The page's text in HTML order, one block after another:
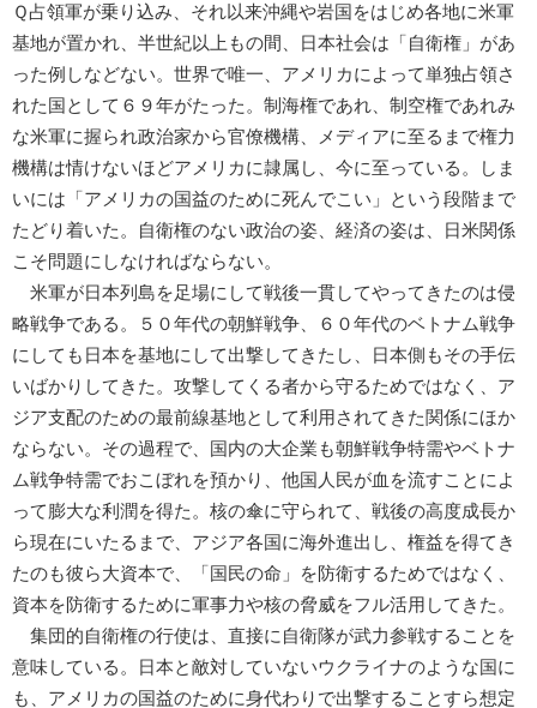
Ｑ占領軍が乗り込み、それ以来沖縄や岩国をはじめ各地に米軍
基地が置かれ、半世紀以上もの間、日本社会は「自衛権」があ
った例しなどない。世界で唯一、アメリカによって単独占領さ
れた国として６９年がたった。制海権であれ、制空権であれみ
な米軍に握られ政治家から官僚機構、メディアに至るまで権力
機構は情けないほどアメリカに隷属し、今に至っている。しま
いには「アメリカの国益のために死んでこい」という段階まで
たどり着いた。自衛権のない政治の姿、経済の姿は、日米関係
こそ問題にしなければならない。
米軍が日本列島を足場にして戦後一貫してやってきたのは侵
略戦争である。５０年代の朝鮮戦争、６０年代のベトナム戦争
にしても日本を基地にして出撃してきたし、日本側もその手伝
いばかりしてきた。攻撃してくる者から守るためではなく、ア
ジア支配のための最前線基地として利用されてきた関係にほか
ならない。その過程で、国内の大企業も朝鮮戦争特需やベトナ
ム戦争特需でおこぼれを預かり、他国人民が血を流すことによ
って膨大な利潤を得た。核の傘に守られて、戦後の高度成長か
ら現在にいたるまで、アジア各国に海外進出し、権益を得てき
たのも彼ら大資本で、「国民の命」を防衛するためではなく、
資本を防衛するために軍事力や核の脅威をフル活用してきた。
集団的自衛権の行使は、直接に自衛隊が武力参戦することを
意味している。日本と敵対していないウクライナのような国に
も、アメリカの国益のために身代わりで出撃することすら想定